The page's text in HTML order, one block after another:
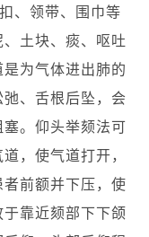
、领带、围巾等
土块、痰、呕吐
为气体进出肺的
、舌根后坠，会
。仰头举颏法可
，使气道打开，
前额并下压，使
靠近颏部下下颌